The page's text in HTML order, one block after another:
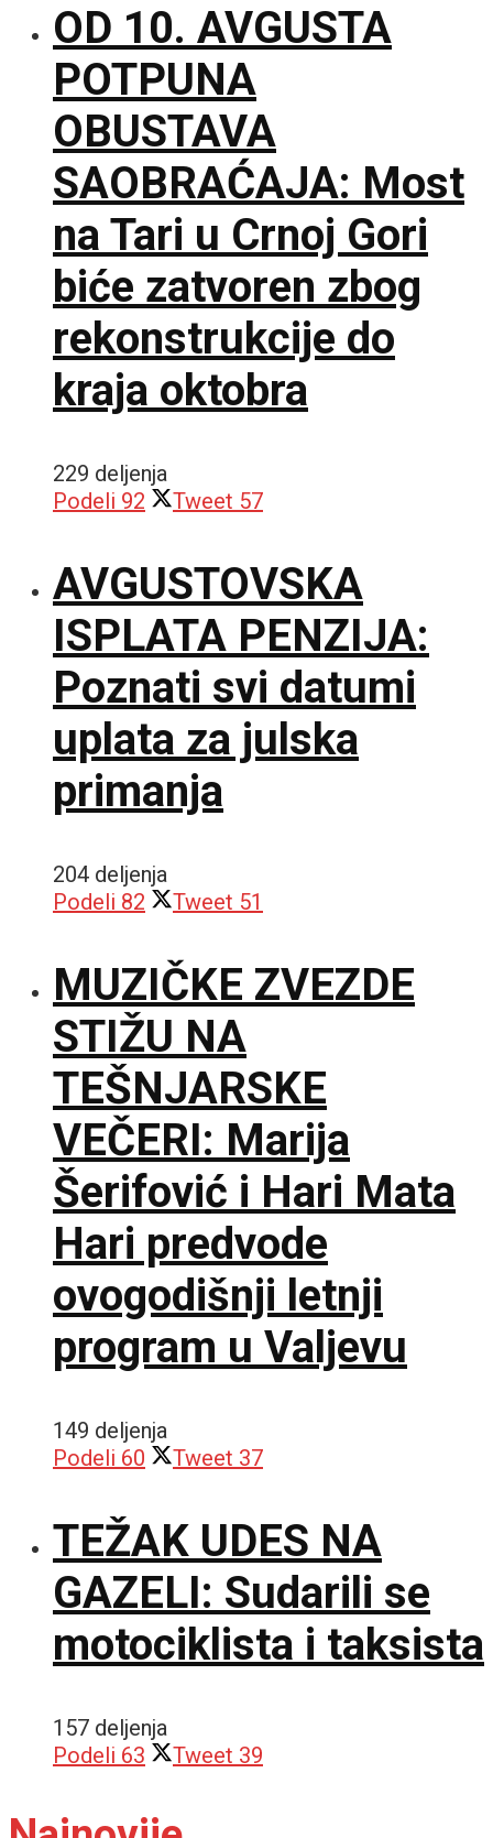
OD 10. AVGUSTA
POTPUNA
OBUSTAVA
SAOBRAĆAJA: Most
na Tari u Crnoj Gori
biće zatvoren zbog
rekonstrukcije do
kraja oktobra
229 deljenja
Podeli 92 Tweet 57
AVGUSTOVSKA
ISPLATA PENZIJA:
Poznati svi datumi
uplata za julska
primanja
204 deljenja
Podeli 82 Tweet 51
MUZIČKE ZVEZDE
STIŽU NA
TEŠNJARSKE
VEČERI: Marija
Šerifović i Hari Mata
Hari predvode
ovogodišnji letnji
program u Valjevu
149 deljenja
Podeli 60 Tweet 37
TEŽAK UDES NA
GAZELI: Sudarili se
motociklista i taksista
157 deljenja
Podeli 63 Tweet 39